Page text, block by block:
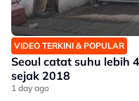
VIDEO TERKINI & POPULAR
Seoul catat suhu lebih
sejak 2018
1 day ago